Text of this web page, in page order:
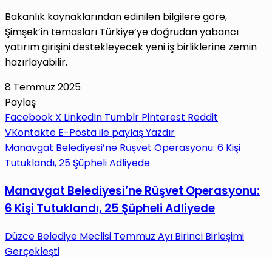
Bakanlık kaynaklarından edinilen bilgilere göre,
Şimşek’in temasları Türkiye’ye doğrudan yabancı
yatırım girişini destekleyecek yeni iş birliklerine zemin
hazırlayabilir.
8 Temmuz 2025
Paylaş
Facebook X LinkedIn Tumblr Pinterest Reddit
VKontakte E-Posta ile paylaşYazdır
Manavgat Belediyesi’ne Rüşvet Operasyonu: 6 Kişi
Tutuklandı, 25 Şüpheli Adliyede
Manavgat Belediyesi’ne Rüşvet Operasyonu:
6 Kişi Tutuklandı, 25 Şüpheli Adliyede
Düzce Belediye Meclisi Temmuz Ayı Birinci Birleşimi
Gerçekleşti